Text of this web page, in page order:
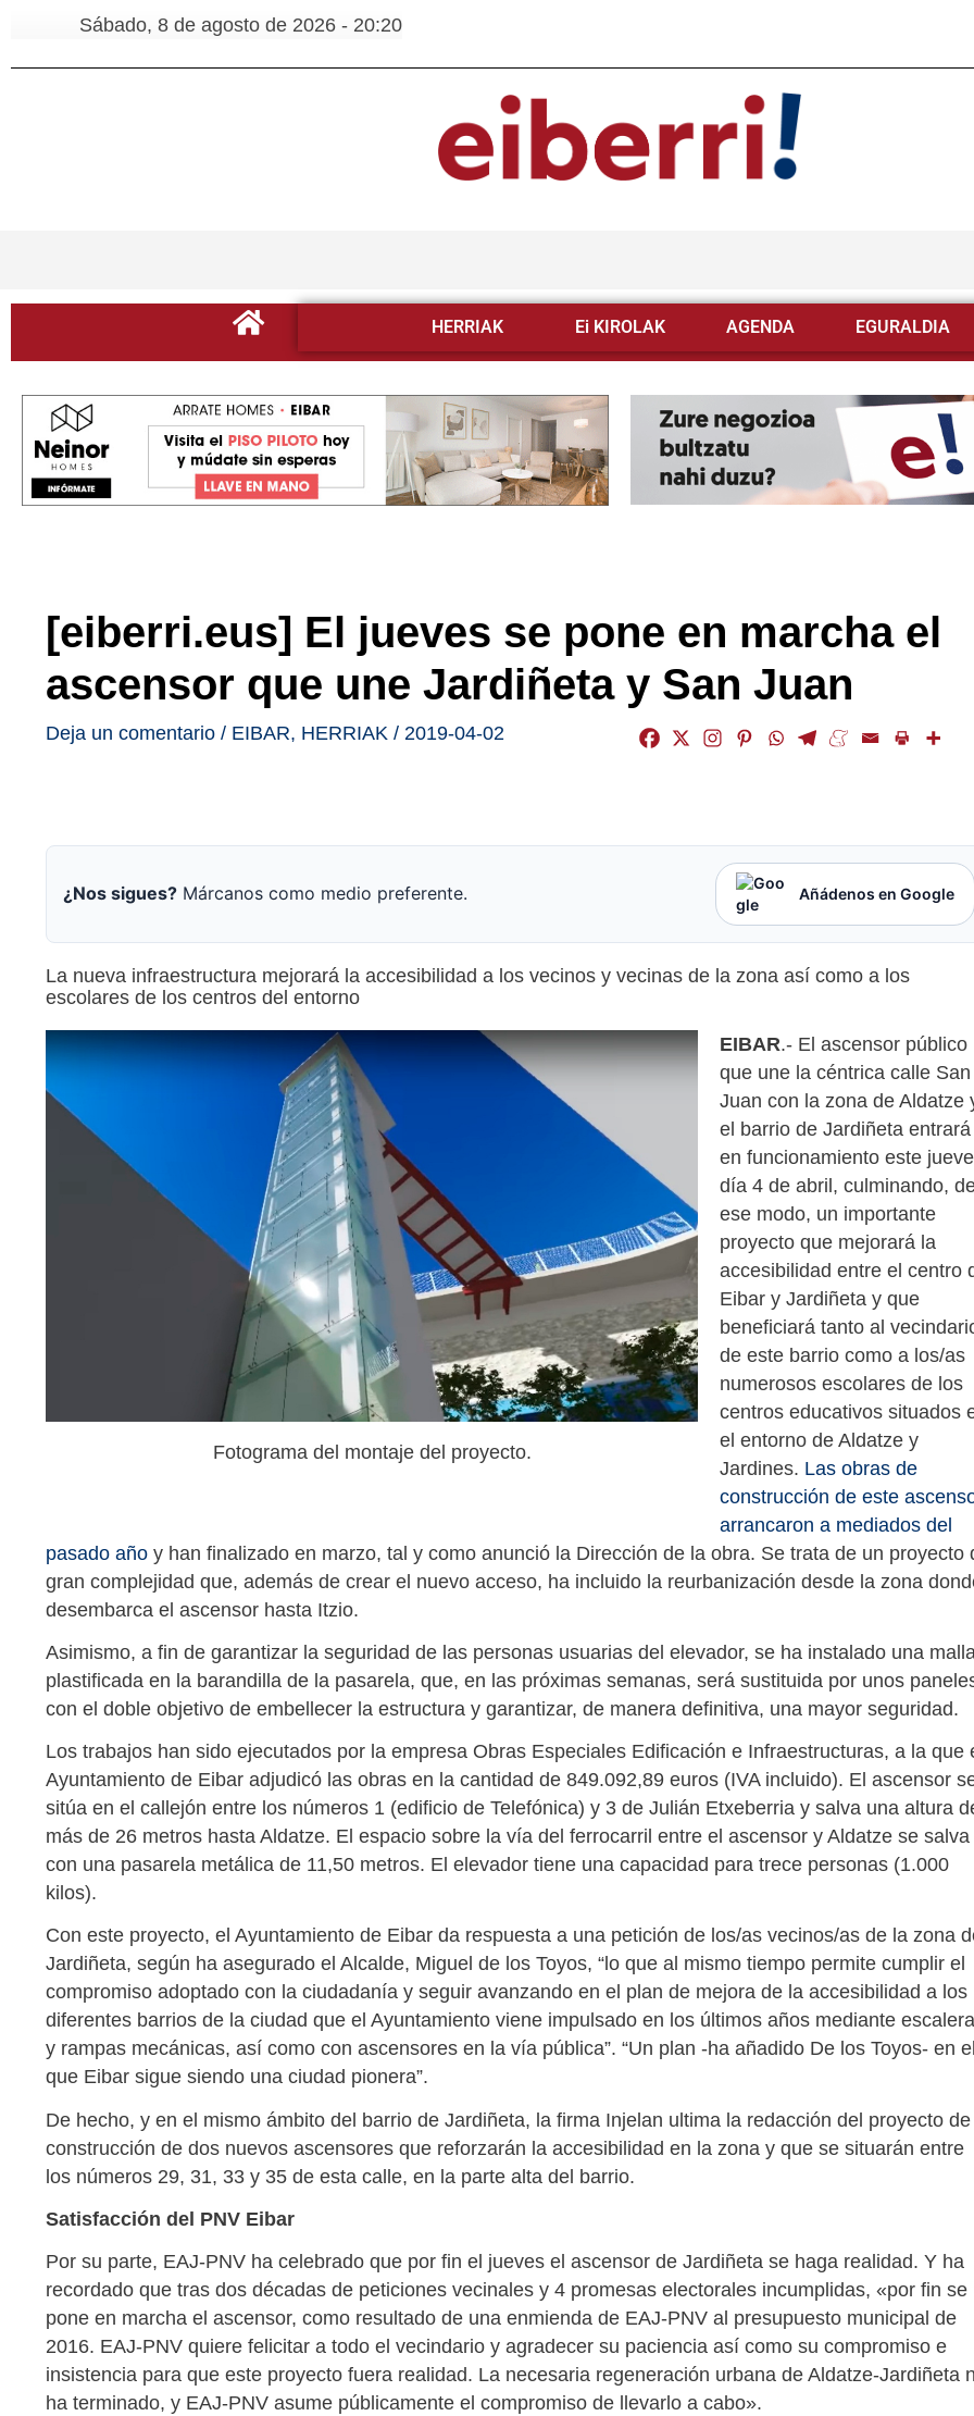
Sábado, 8 de agosto de 2026 - 20:20
HERRIAK Ei KIROLAK AGENDA EGURALDIA
[eiberri.eus] El jueves se pone en marcha el
ascensor que une Jardiñeta y San Juan
Deja un comentario / EIBAR, HERRIAK / 2019-04-02
¿Nos sigues? Márcanos como medio preferente. Añádenos en Google
La nueva infraestructura mejorará la accesibilidad a los vecinos y vecinas de la zona así como a los
escolares de los centros del entorno
Fotograma del montaje del proyecto.
EIBAR.- El ascensor público
que une la céntrica calle San
Juan con la zona de Aldatze
el barrio de Jardiñeta entrará
en funcionamiento este
día 4 de abril, culminando,
ese modo, un importante
proyecto que mejorará la
accesibilidad entre el centro
Eibar y Jardiñeta y que
beneficiará tanto al
de este barrio como a los/as
numerosos escolares de los
centros educativos situados
el entorno de Aldatze y
Jardines. Las obras de
construcción de este
arrancaron a mediados del
pasado año y han finalizado en marzo, tal y como anunció la Dirección de la obra. Se trata de un proyecto
gran complejidad que, además de crear el nuevo acceso, ha incluido la reurbanización desde la zona
desembarca el ascensor hasta Itzio.
Asimismo, a fin de garantizar la seguridad de las personas usuarias del elevador, se ha instalado una
plastificada en la barandilla de la pasarela, que, en las próximas semanas, será sustituida por unos
con el doble objetivo de embellecer la estructura y garantizar, de manera definitiva, una mayor seguridad.
Los trabajos han sido ejecutados por la empresa Obras Especiales Edificación e Infraestructuras, a la que
Ayuntamiento de Eibar adjudicó las obras en la cantidad de 849.092,89 euros (IVA incluido). El ascensor
sitúa en el callejón entre los números 1 (edificio de Telefónica) y 3 de Julián Etxeberria y salva una altura
más de 26 metros hasta Aldatze. El espacio sobre la vía del ferrocarril entre el ascensor y Aldatze se salva
con una pasarela metálica de 11,50 metros. El elevador tiene una capacidad para trece personas (1.000
kilos).
Con este proyecto, el Ayuntamiento de Eibar da respuesta a una petición de los/as vecinos/as de la zona
Jardiñeta, según ha asegurado el Alcalde, Miguel de los Toyos, “lo que al mismo tiempo permite cumplir el
compromiso adoptado con la ciudadanía y seguir avanzando en el plan de mejora de la accesibilidad a los
diferentes barrios de la ciudad que el Ayuntamiento viene impulsado en los últimos años mediante
y rampas mecánicas, así como con ascensores en la vía pública”. “Un plan -ha añadido De los Toyos- en
que Eibar sigue siendo una ciudad pionera”.
De hecho, y en el mismo ámbito del barrio de Jardiñeta, la firma Injelan ultima la redacción del proyecto de
construcción de dos nuevos ascensores que reforzarán la accesibilidad en la zona y que se situarán entre
los números 29, 31, 33 y 35 de esta calle, en la parte alta del barrio.
Satisfacción del PNV Eibar
Por su parte, EAJ-PNV ha celebrado que por fin el jueves el ascensor de Jardiñeta se haga realidad. Y ha
recordado que tras dos décadas de peticiones vecinales y 4 promesas electorales incumplidas, «por fin se
pone en marcha el ascensor, como resultado de una enmienda de EAJ-PNV al presupuesto municipal de
2016. EAJ-PNV quiere felicitar a todo el vecindario y agradecer su paciencia así como su compromiso e
insistencia para que este proyecto fuera realidad. La necesaria regeneración urbana de Aldatze-Jardiñeta
ha terminado, y EAJ-PNV asume públicamente el compromiso de llevarlo a cabo».